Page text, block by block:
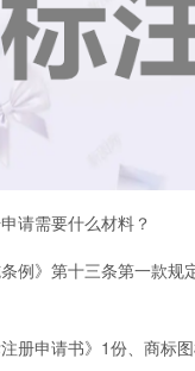
需要什么材料？
》第十三条第一款规
申请书》1份、商标图